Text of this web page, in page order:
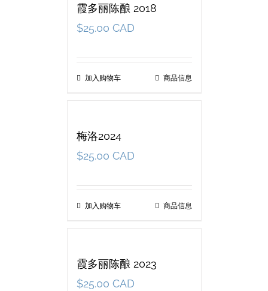
霞多丽陈酿 2018
$25.00 CAD
加入购物车 商品信息
梅洛2024
$25.00 CAD
加入购物车 商品信息
霞多丽陈酿 2023
$25.00 CAD